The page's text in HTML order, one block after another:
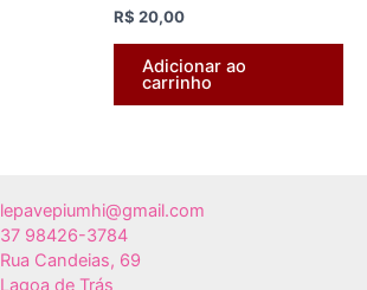
R$ 20,00
Adicionar ao
carrinho
lepavepiumhi@gmail.com
37 98426-3784
Rua Candeias, 69
Lagoa de Trás